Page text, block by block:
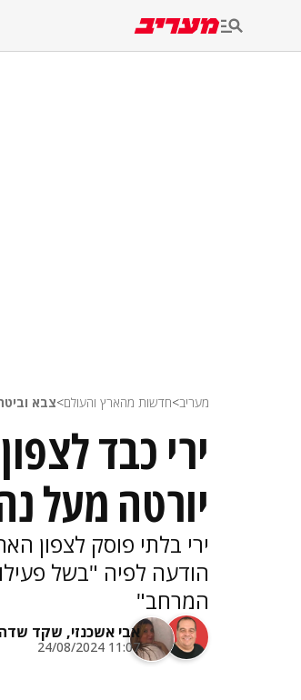
מעריב>חדשות מהארץ והעולם>צבא
ירי כבד
יורטה מעל
ירי בלתי פוסק לצפון
הודעה לפיה "בשל
המרחב"
אבי אשכנזי, שקד שדה
11:07 24/08/2024